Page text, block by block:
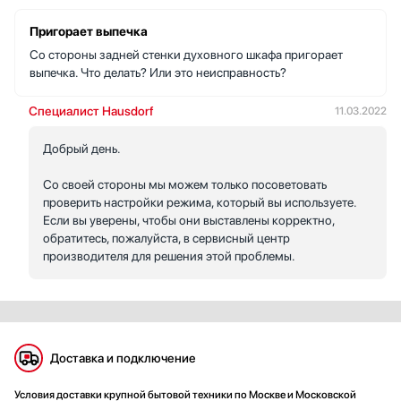
Пригорает выпечка
Со стороны задней стенки духовного шкафа пригорает
выпечка. Что делать? Или это неисправность?
Специалист Hausdorf 11.03.2022
Добрый день.
Со своей стороны мы можем только посоветовать
проверить настройки режима, который вы используете.
Если вы уверены, чтобы они выставлены корректно,
обратитесь, пожалуйста, в сервисный центр
производителя для решения этой проблемы.
Доставка и подключение
Условия доставки крупной бытовой техники по Москве и Московской